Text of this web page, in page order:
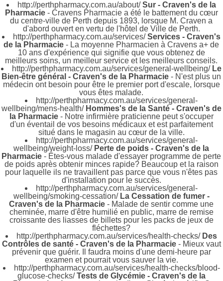
http://perthpharmacy.com.au/about/Sur - Craven's de la
Pharmacie - Cravens Pharmacie a été le battement du cœur
du centre-ville de Perth depuis 1893, lorsque M. Craven a
d'abord ouvert en vertu de l'hôtel de Ville de Perth.
http://perthpharmacy.com.au/services/Services - Craven's
de la Pharmacie- La moyenne Pharmacien à Cravens a+ de
10 ans d'expérience qui signifie que vous obtenez de
meilleurs soins, un meilleur service et les meilleurs conseils.
http://perthpharmacy.com.au/services/general-wellbeing/ Le
Bien-être général - Craven's de la Pharmacie- N'est plus un
médecin ont besoin pour être le premier port d'escale, lorsque
vous êtes malade.
http://perthpharmacy.com.au/services/general-
wellbeing/mens-health/ Hommes's de la Santé - Craven's de
la Pharmacie - Notre infirmière praticienne peut s'occuper
d'un éventail de vos besoins médicaux et est parfaitement
situé dans le magasin au cœur de la ville.
http://perthpharmacy.com.au/services/general-
wellbeing/weight-loss/ Perte de poids - Craven's de la
Pharmacie- Êtes-vous malade d'essayer programme de perte
de poids après obtenir minces rapide? Beaucoup et la raison
pour laquelle ils ne travaillent pas parce que vous n'êtes pas
d'installation pour le succès.
http://perthpharmacy.com.au/services/general-
wellbeing/smoking-cessation/ La Cessation de fumer -
Craven's de la Pharmacie- Malade de sentir comme une
cheminée, marre d'être humilié en public, marre de remise
croissante des liasses de billets pour les packs de jeux de
fléchettes?
http://perthpharmacy.com.au/services/health-checks/ Des
Contrôles de santé - Craven's de la Pharmacie - Mieux vaut
prévenir que guérir. Il faudra moins d'une demi-heure par
examen et pourrait vous sauver la vie.
http://perthpharmacy.com.au/services/health-checks/blood-
glucose-checks/Tests de Glycémie - Craven's de la